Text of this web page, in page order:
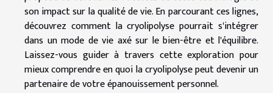
son impact sur la qualité de vie. En parcourant ces lignes,
découvrez comment la cryolipolyse pourrait s'intégrer
dans un mode de vie axé sur le bien-être et l'équilibre.
Laissez-vous guider à travers cette exploration pour
mieux comprendre en quoi la cryolipolyse peut devenir un
partenaire de votre épanouissement personnel.